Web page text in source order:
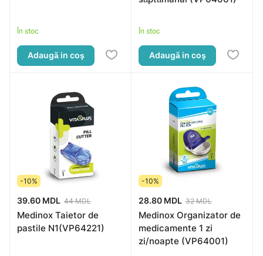
În stoc
Adaugă in coş
În stoc
Adaugă in coş
-10%
39.60 MDL 44 MDL
Medinox Taietor de
pastile N1(VP64221)
-10%
28.80 MDL 32 MDL
Medinox Organizator de
medicamente 1 zi
zi/noapte (VP64001)